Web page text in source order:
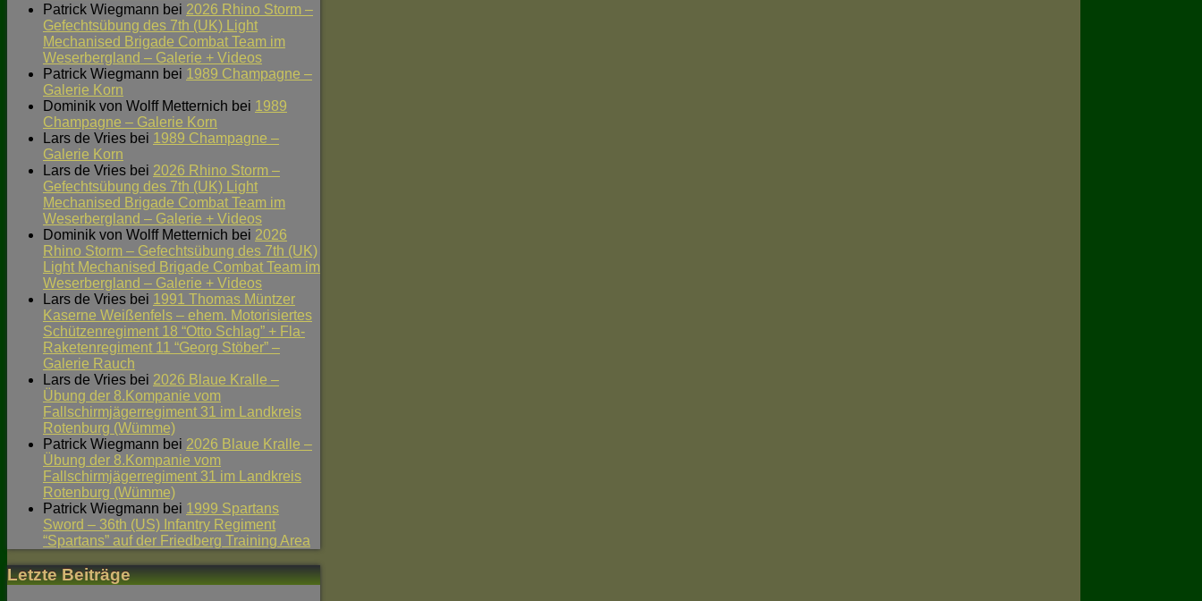
Patrick Wiegmann bei 2026 Rhino Storm –
Gefechtsübung des 7th (UK) Light
Mechanised Brigade Combat Team im
Weserbergland – Galerie + Videos
Patrick Wiegmann bei 1989 Champagne –
Galerie Korn
Dominik von Wolff Metternich bei 1989
Champagne – Galerie Korn
Lars de Vries bei 1989 Champagne –
Galerie Korn
Lars de Vries bei 2026 Rhino Storm –
Gefechtsübung des 7th (UK) Light
Mechanised Brigade Combat Team im
Weserbergland – Galerie + Videos
Dominik von Wolff Metternich bei 2026
Rhino Storm – Gefechtsübung des 7th (UK)
Light Mechanised Brigade Combat Team im
Weserbergland – Galerie + Videos
Lars de Vries bei 1991 Thomas Müntzer
Kaserne Weißenfels – ehem. Motorisiertes
Schützenregiment 18 “Otto Schlag” + Fla-
Raketenregiment 11 “Georg Stöber” –
Galerie Rauch
Lars de Vries bei 2026 Blaue Kralle –
Übung der 8.Kompanie vom
Fallschirmjägerregiment 31 im Landkreis
Rotenburg (Wümme)
Patrick Wiegmann bei 2026 Blaue Kralle –
Übung der 8.Kompanie vom
Fallschirmjägerregiment 31 im Landkreis
Rotenburg (Wümme)
Patrick Wiegmann bei 1999 Spartans
Sword – 36th (US) Infantry Regiment
“Spartans” auf der Friedberg Training Area
Letzte Beiträge